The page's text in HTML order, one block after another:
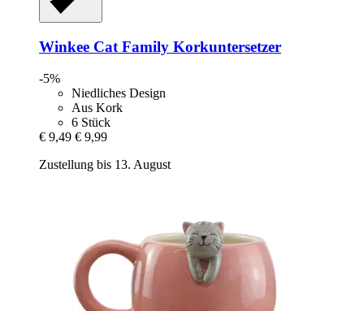
Winkee Cat Family Korkuntersetzer
-5%
Niedliches Design
Aus Kork
6 Stück
€ 9,49 € 9,99
Zustellung bis 13. August